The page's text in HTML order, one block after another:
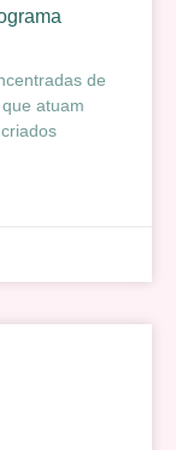
de
atuam